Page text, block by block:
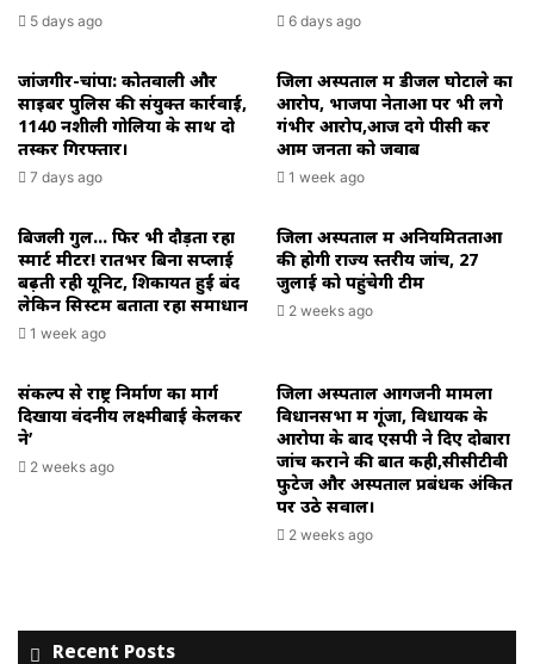
5 days ago 6 days ago
जांजगीर-चांपा: कोतवाली और
साइबर पुलिस की संयुक्त कार्रवाई,
1140 नशीली गोलियों के साथ दो
तस्कर गिरफ्तार।
7 days ago
जिला अस्पताल में डीजल घोटाले का
आरोप, भाजपा नेताओं पर भी लगे
गंभीर आरोप,आज देंगे पीसी कर
आम जनता को जवाब
1 week ago
बिजली गुल… फिर भी दौड़ता रहा
स्मार्ट मीटर! रातभर बिना सप्लाई
बढ़ती रही यूनिट, शिकायतें हुईं बंद
लेकिन सिस्टम बताता रहा समाधान
1 week ago
जिला अस्पताल में अनियमितताओं
की होगी राज्य स्तरीय जांच, 27
जुलाई को पहुंचेगी टीम
2 weeks ago
संकल्प से राष्ट्र निर्माण का मार्ग
दिखाया वंदनीय लक्ष्मीबाई केलकर
ने’
2 weeks ago
जिला अस्पताल आगजनी मामला
विधानसभा में गूंजा, विधायक के
आरोपों के बाद एसपी ने दिए दोबारा
जांच कराने की बात कही,सीसीटीवी
फुटेज और अस्पताल प्रबंधक अंकित
पर उठे सवाल।
2 weeks ago
Recent Posts